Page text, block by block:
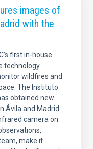
images of
with the
first in-house
technology
wildfires and
The Instituto
obtained new
Ávila and Madrid
camera on
make it